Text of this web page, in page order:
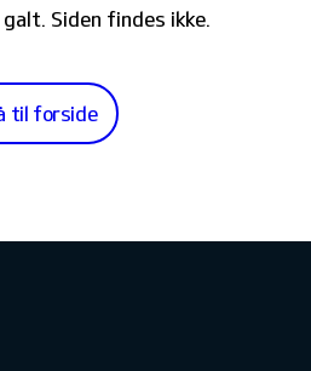
Siden findes ikke.
til forside